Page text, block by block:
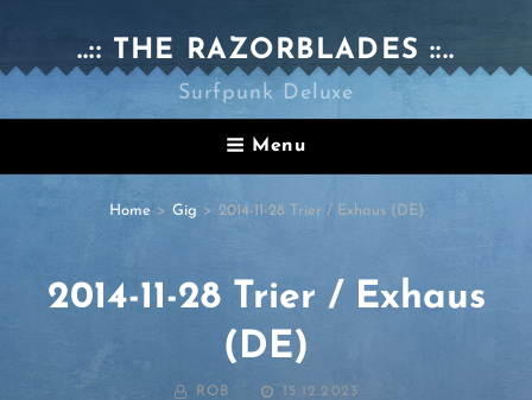
..:: THE RAZORBLADES ::..
Surfpunk Deluxe
Menu
Home > Gig > 2014-11-28 Trier / Exhaus (DE)
2014-11-28 Trier / Exhaus
(DE)
BY ROB
POSTED
15.12.2023